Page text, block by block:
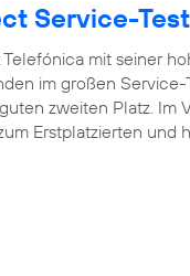
Service-Test
mit seiner
im großen
zweiten Platz. Im
Erstplatzierten und